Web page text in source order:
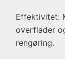
Effektivitet:
overflader
rengøring.